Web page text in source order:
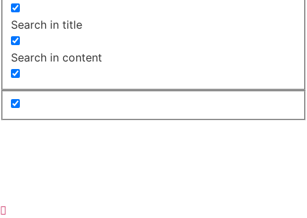
Search in title
Search in content